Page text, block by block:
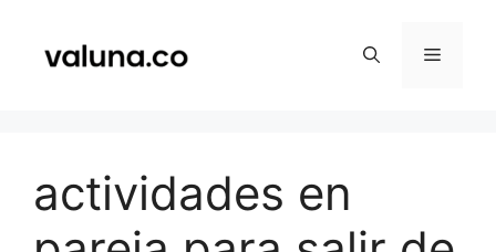
contenido
Menú
actividades en